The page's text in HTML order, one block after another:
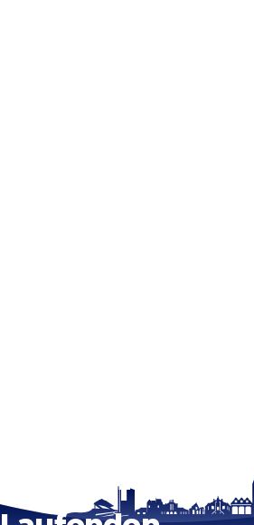
Bleib auf dem